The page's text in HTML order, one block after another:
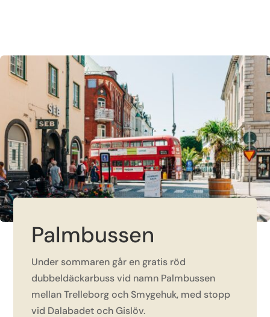
Palmbussen
Under sommaren går en gratis röd
dubbeldäckarbuss vid namn Palmbussen
mellan Trelleborg och Smygehuk, med stopp
vid Dalabadet och Gislöv.